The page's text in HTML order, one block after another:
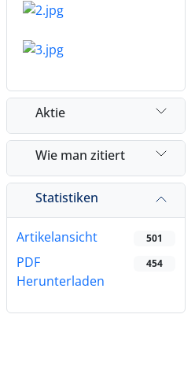
Aktie
Wie man zitiert
Statistiken
Artikelansicht 501
PDF
Herunterladen
454